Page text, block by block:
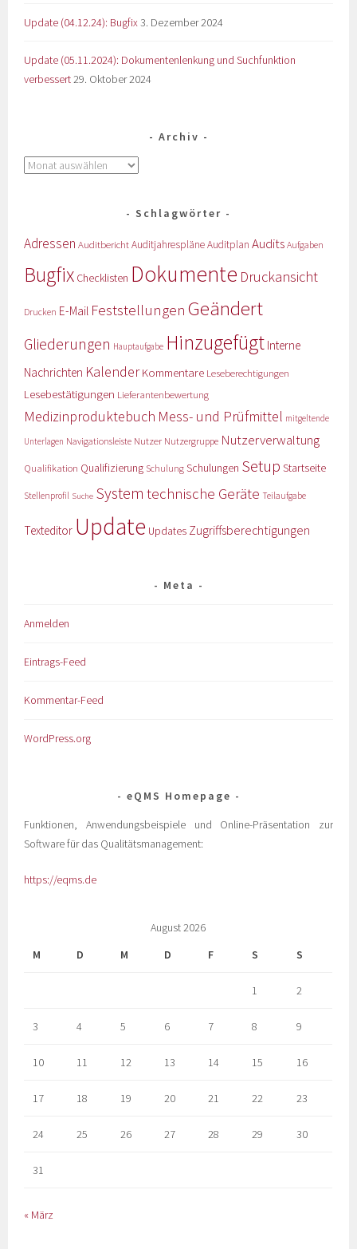
Update (04.12.24): Bugfix 3. Dezember 2024
Update (05.11.2024): Dokumentenlenkung und Suchfunktion
verbessert29. Oktober 2024
Archiv
Schlagwörter
Adressen AuditberichtAuditjahrespläneAuditplan Audits Aufgaben
Bugfix Checklisten Dokumente Druckansicht
Drucken E-Mail Feststellungen Geändert
Gliederungen Hauptaufgabe Hinzugefügt Interne
Nachrichten KalenderKommentare Leseberechtigungen
Lesebestätigungen Lieferantenbewertung
Medizinproduktebuch Mess- und Prüfmittel mitgeltende
Unterlagen Navigationsleiste Nutzer Nutzergruppe Nutzerverwaltung
Qualifikation Qualifizierung Schulung Schulungen Setup Startseite
Stellenprofil Suche System technische Geräte Teilaufgabe
Texteditor Update Updates Zugriffsberechtigungen
Meta
Anmelden
Eintrags-Feed
Kommentar-Feed
WordPress.org
eQMS Homepage
Funktionen, Anwendungsbeispiele und Online-Präsentation zur
Software für das Qualitätsmanagement:
https://eqms.de
August 2026
M
D M D F S S
1 2
3 4 5 6 7 8 9
10 11 12 13 14 15 16
17 18 19 20 21 22 23
24 25 26 27 28 29 30
31
« März